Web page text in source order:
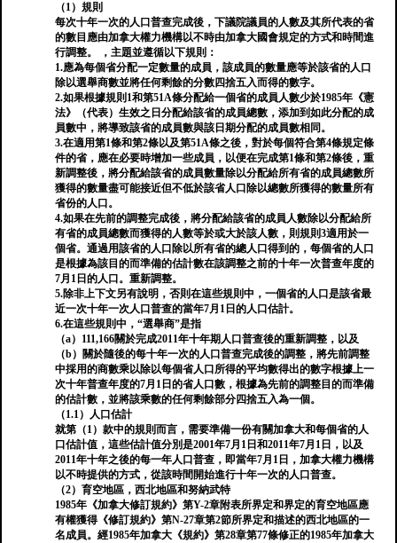
（1）規則
每次十年一次的人口普查完成後，下議院議員的人數及其所代表的省
的數目應由加拿大權力機構以不時由加拿大國會規定的方式和時間進
行調整。 ，主題並遵循以下規則：
1.應為每個省分配一定數量的成員，該成員的數量應等於該省的人口
除以選舉商數並將任何剩餘的分數四捨五入而得的數字。
2.如果根據規則1和第51A條分配給一個省的成員人數少於1985年《憲
法》（代表）生效之日分配給該省的成員總數，添加到如此分配的成
員數中，將導致該省的成員數與該日期分配的成員數相同。
3.在適用第1條和第2條以及第51A條之後，對於每個符合第4條規定條
件的省，應在必要時增加一些成員，以便在完成第1條和第2條後，重
新調整後，將分配給該省的成員數量除以分配給所有省的成員總數所
獲得的數量盡可能接近但不低於該省人口除以總數所獲得的數量所有
省份的人口。
4.如果在先前的調整完成後，將分配給該省的成員人數除以分配給所
有省的成員總數而獲得的人數等於或大於該人數，則規則3適用於一
個省。通過用該省的人口除以所有省的總人口得到的，每個省的人口
是根據為該目的而準備的估計數在該調整之前的十年一次普查年度的
7月1日的人口。重新調整。
5.除非上下文另有說明，否則在這些規則中，一個省的人口是該省最
近一次十年一次人口普查的當年7月1日的人口估計。
6.在這些規則中，“選舉商”是指
（a）111,166關於完成2011年十年期人口普查後的重新調整，以及
（b）關於隨後的每十年一次的人口普查完成後的調整，將先前調整
中採用的商數乘以除以每個省人口所得的平均數得出的數字根據上一
次十年普查年度的7月1日的省人口數，根據為先前的調整目的而準備
的估計數，並將該乘數的任何剩餘部分四捨五入為一個。
（1.1）人口估計
就第（1）款中的規則而言，需要準備一份有關加拿大和每個省的人
口估計值，這些估計值分別是2001年7月1日和2011年7月1日，以及
2011年十年之後的每一年人口普查，即當年7月1日，加拿大權力機構
以不時提供的方式，從該時間開始進行十年一次的人口普查。
（2）育空地區，西北地區和努納武特
1985年《加拿大修訂規約》第Y-2章附表所界定和界定的育空地區應
有權獲得《修訂規約》第N-27章第2節所界定和描述的西北地區的一
名成員。經1985年加拿大《規約》第28章第77條修正的1985年加拿大